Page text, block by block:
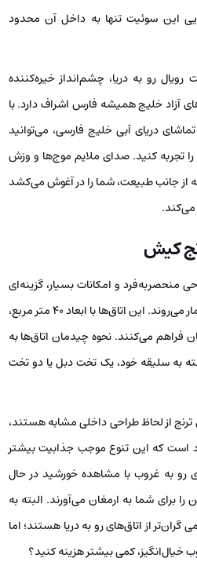
این سوئیت تنها به داخل آن محدود
رو به دریا، چشم‌انداز خیره‌کننده
آزاد خلیج همیشه فارس اشراف دارد. با
دریای آبی خلیج فارسی، می‌توانید
تجربه کنید. صدای ملایم موج‌ها و وزش
از جانب طبیعت، شما را در آغوش می‌کشد
می‌کند.
کیش
منحصربه‌فرد و امکانات بسیار، گزینه‌ای
ایده‌آل برای سفرهای دو نفره به شمار می‌روند. این اتاق‌ها با ابعاد 40 متر مربع،
فراهم می‌کنند. نحوه چیدمان اتاق‌ها به
به سلیقه خود، یک تخت دبل یا دو تخت
از لحاظ طراحی داخلی مشابه هستند،
است که این تنوع موجب جذابیت بیشتر
رو به غروب با مشاهده‌ خورشید در حال
برای شما به ارمغان می‌آورند. البته به
گران‌تر از اتاق‌های رو به دریا هستند؛ اما
خیال‌انگیز، کمی بیشتر هزینه کنید؟